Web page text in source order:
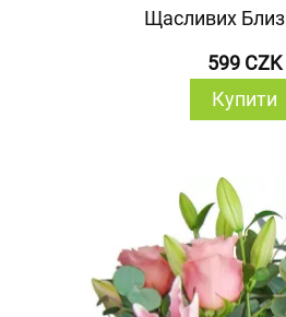
Щасливих
599 CZK
Купити